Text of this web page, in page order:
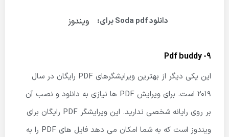
دانلود Soda pdf برای: ویندوز
9- Pdf buddy
این یکی دیگر از بهترین ویرایشگرهای PDF رایگان در سال
2019 است. برای ویرایش PDF ها نیازی به دانلود و نصب آن
بر روی رایانه شخصی ندارید. این ویرایشگر PDF رایگان برای
ویندوز است که به شما امکان می دهد فایل های PDF را به